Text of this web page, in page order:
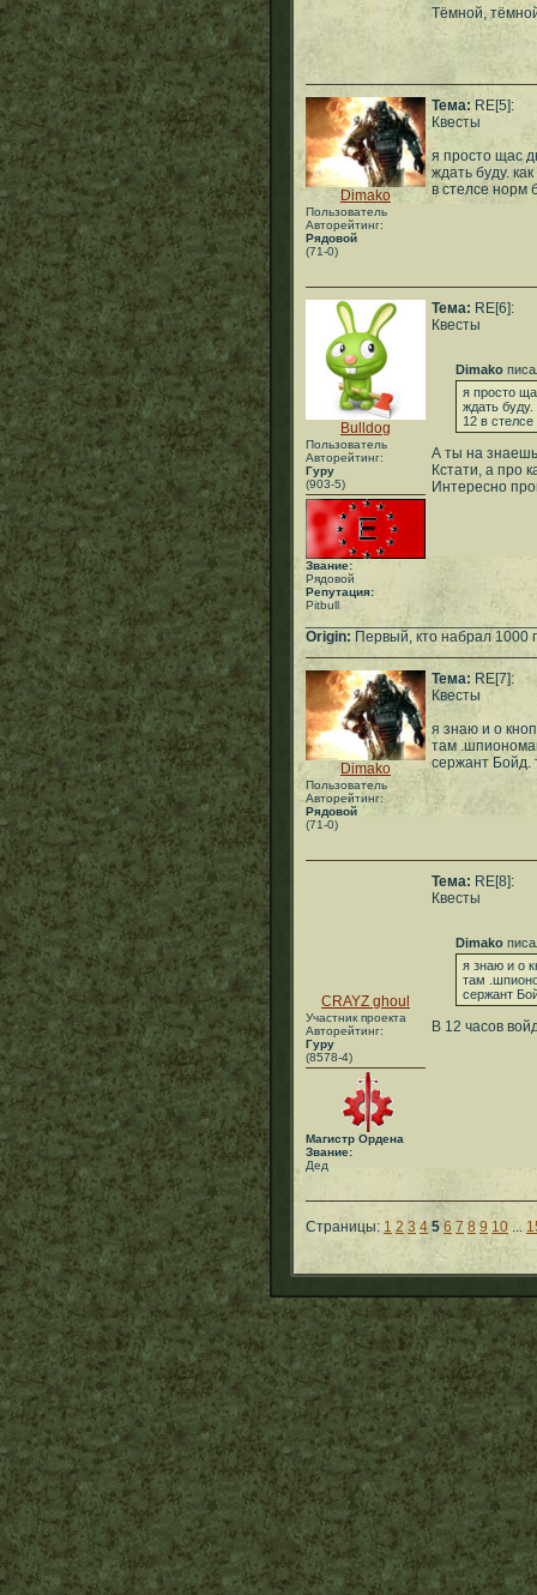
Тёмной,
Dimako
Пользователь
Авторейтинг:
Рядовой
(71-0)
Тема: RE[5]:
Квесты
я просто щас
ждать буду.
в стелсе норм
Bulldog
Пользователь
Авторейтинг:
Гуру
(903-5)
Звание:
Рядовой
Репутация:
Pitbull
Тема: RE[6]:
Квесты
Dimako
я просто
ждать буду.
12 в
А ты на
Кстати, а про
Интересно
Origin: Первый, кто набрал 1000
Dimako
Пользователь
Авторейтинг:
Рядовой
(71-0)
Тема: RE[7]:
Квесты
я знаю и о
там
сержант Бойд.
CRAYZ ghoul
Участник проекта
Авторейтинг:
Гуру
(8578-4)
Магистр Ордена
Звание:
Дед
Тема: RE[8]:
Квесты
Dimako
я знаю и о
там
сержант
В 12 часов
Страницы: 1 2 3 4 5 6 7 8 9 10 ...